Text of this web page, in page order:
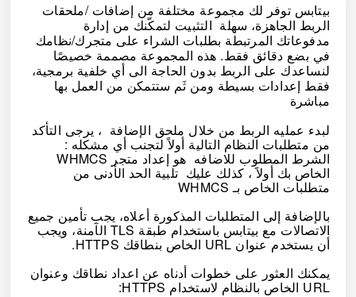
بيتابس توفر لك مجموعة مختلفة من إضافات /ملحقات
الربط الجاهزة، سهلة التثبيت لتمكّنك من إدارة
مدفوعاتك المرتبطة بطلبات الشراء على متجرك/نظامك
في بضع دقائق فقط. هذه المجموعة مصممة خصيصًا
لنساعدك على الربط بدون الحاجة الى أي خلفية برمجية،
فقط إعدادات بسيطة ومن ثَم ستتمكن من العمل بها
مباشرة
لبدء عمليه الربط من خلال ملحق الإضافة ، يرجى التأكد
من متطلبات النظام التالية أولاً لتجنب أي مشكله :
الشرط المطلوب للاضافه هو إعداد متجر WHMCS
الخاص بك أولاََ ، كذلك عليك تلبية الحد الأدنى من
متطلبات الخاص بـ WHMCS
بالإضافة إلى المتطلبات المذكورة أعلاه، يجب تأمين جميع
الاتصالات مع بيتابس باستخدام طبقة TLS الآمنة، ويجب
أن يستخدم عنوان URL الخاص بنطاقك HTTPS.
يمكنك العثور على خطوات أدناه عن اعداد نطاقك وعنوان
URL الخاص بالنظام لاستخدام HTTPS: